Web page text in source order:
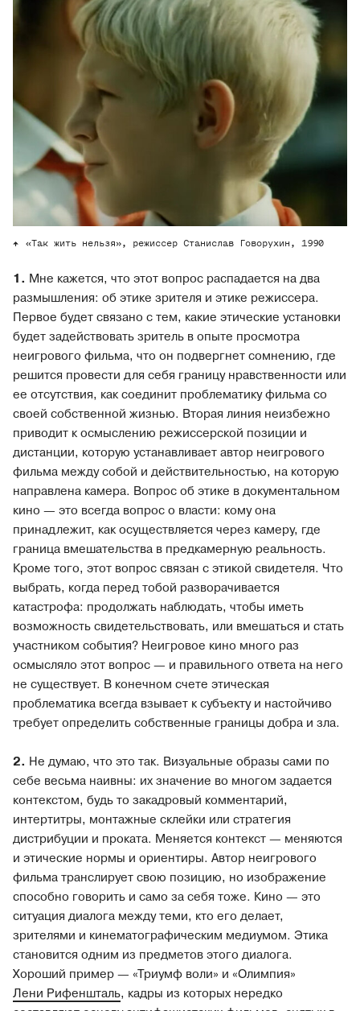
«Так жить нельзя», режиссер Станислав Говорухин, 1990
1. Мне кажется, что этот вопрос распадается на два
размышления: об этике зрителя и этике режиссера.
Первое будет связано с тем, какие этические установки
будет задействовать зритель в опыте просмотра
неигрового фильма, что он подвергнет сомнению, где
решится провести для себя границу нравственности или
ее отсутствия, как соединит проблематику фильма со
своей собственной жизнью. Вторая линия неизбежно
приводит к осмыслению режиссерской позиции и
дистанции, которую устанавливает автор неигрового
фильма между собой и действительностью, на которую
направлена камера. Вопрос об этике в документальном
кино — это всегда вопрос о власти: кому она
принадлежит, как осуществляется через камеру, где
граница вмешательства в предкамерную реальность.
Кроме того, этот вопрос связан с этикой свидетеля. Что
выбрать, когда перед тобой разворачивается
катастрофа: продолжать наблюдать, чтобы иметь
возможность свидетельствовать, или вмешаться и стать
участником события? Неигровое кино много раз
осмысляло этот вопрос — и правильного ответа на него
не существует. В конечном счете этическая
проблематика всегда взывает к субъекту и настойчиво
требует определить собственные границы добра и зла.
2. Не думаю, что это так. Визуальные образы сами по
себе весьма наивны: их значение во многом задается
контекстом, будь то закадровый комментарий,
интертитры, монтажные склейки или стратегия
дистрибуции и проката. Меняется контекст — меняются
и этические нормы и ориентиры. Автор неигрового
фильма транслирует свою позицию, но изображение
способно говорить и само за себя тоже. Кино — это
ситуация диалога между теми, кто его делает,
зрителями и кинематографическим медиумом. Этика
становится одним из предметов этого диалога.
Хороший пример — «Триумф воли» и «Олимпия»
Лени Рифеншталь, кадры из которых нередко